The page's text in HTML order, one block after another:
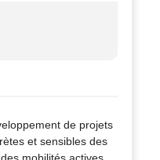
de projets
et sensibles des